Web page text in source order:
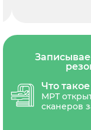
Что
МРТ
сканеров